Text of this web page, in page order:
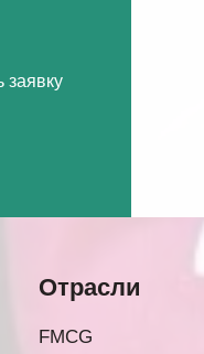
заявку
Отрасли
FMCG